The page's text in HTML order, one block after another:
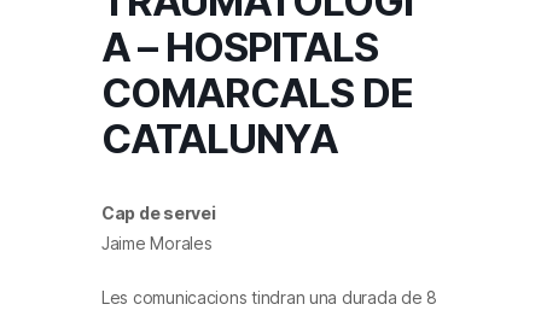
A – HOSPITALS
COMARCALS DE
CATALUNYA
Cap de servei
Jaime Morales
Les comunicacions tindran una durada de 8